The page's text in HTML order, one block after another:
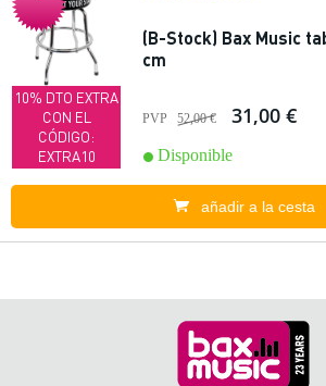
10% DTO EXTRA
CON EL
CÓDIGO:
EXTRA10
(B-Stock) Bax Music
cm
PVP 52,00 € 31,00 €
Disponible
añadir a la cesta